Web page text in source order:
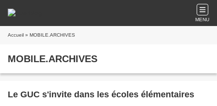
MENU
Accueil » MOBILE.ARCHIVES
MOBILE.ARCHIVES
Le GUC s'invite dans les écoles élémentaires